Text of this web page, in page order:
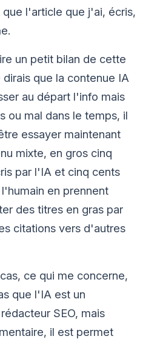
l'article que j'ai, écris,
un petit bilan de cette
que la contenue IA
au départ l'info mais
ou mal dans le temps, il
essayer maintenant
mixte, en gros cinq
par l'IA et cinq cents
en prennent
des titres en gras par
citations vers d'autres
ce qui me concerne,
que l'IA est un
SEO, mais
il est permet